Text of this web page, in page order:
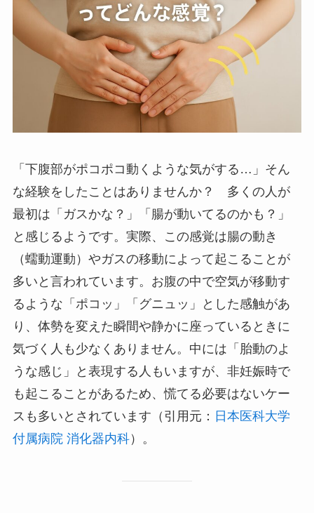
「下腹部がポコポコ動くような気がする…」そん
な経験をしたことはありませんか？ 多くの人が
最初は「ガスかな？」「腸が動いてるのかも？」
と感じるようです。実際、この感覚は腸の動き
（蠕動運動）やガスの移動によって起こることが
多いと言われています。お腹の中で空気が移動す
るような「ポコッ」「グニュッ」とした感触があ
り、体勢を変えた瞬間や静かに座っているときに
気づく人も少なくありません。中には「胎動のよ
うな感じ」と表現する人もいますが、非妊娠時で
も起こることがあるため、慌てる必要はないケー
スも多いとされています（引用元： 日本医科大学
付属病院 消化器内科）。